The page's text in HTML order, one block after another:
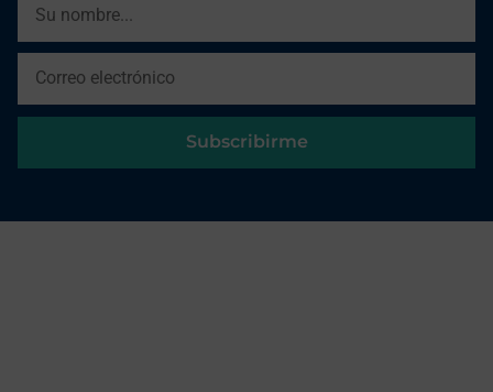
Subscribirme